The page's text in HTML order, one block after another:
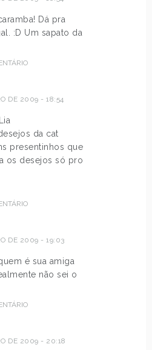
Dá pra
:D Um sapato da
DE 2009 - 18:54
da cat
presentinhos que
os desejos só pro
DE 2009 - 19:03
é sua amiga
não sei o
DE 2009 - 20:18